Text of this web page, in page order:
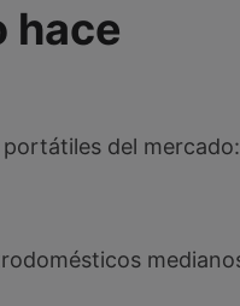
hace
del mercado: